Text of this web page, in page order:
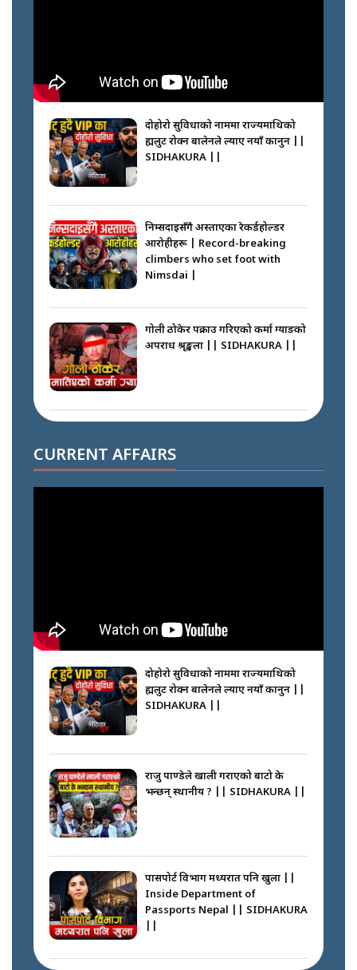
दोहोरो सुविधाको नाममा राज्यमाथिको
ब्रह्मलुट रोक्न बालेनले ल्याए नयाँ कानुन ||
SIDHAKURA ||
निम्सदाइसँगै अस्ताएका रेकर्डहोल्डर
आरोहीहरू | Record-breaking
climbers who set foot with
Nimsdai |
गोली ठोकेर पक्राउ गरिएको कर्मा ग्याङको
अपराध श्रृङ्खला || SIDHAKURA ||
सल्किएको आगो निभाउनेहरू ||
SIDHAKURA || THE REPORTER
कप्तानगञ्जपछि मधेसमा के हुँदैछ ?
आगो निभाउने कि तेल थप्ने ? WHATS
HAPPENING IN MADHESH ? ||
भयो ? के के भयो ? || SUNSARI
CASE || SIDHAKURA || THE
REPORTER ||
प्रहरी ? Police repeatedly fail to
control crowds ?
SIDHAKURA || THE REPORTER
CURRENT AFFAIRS
दोहोरो सुविधाको नाममा राज्यमाथिको
ब्रह्मलुट रोक्न बालेनले ल्याए नयाँ कानुन ||
SIDHAKURA ||
राजु पाण्डेले खाली गराएको बाटो के
भन्छन् स्थानीय ? || SIDHAKURA ||
पासपोर्ट विभाग मध्यरात पनि खुला ||
Inside Department of
Passports Nepal || SIDHAKURA